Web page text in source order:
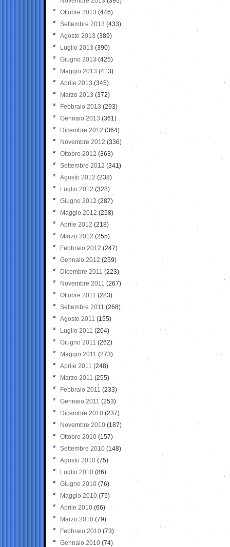
Ottobre 2013 (446)
Settembre 2013 (433)
Agosto 2013 (389)
Luglio 2013 (390)
Giugno 2013 (425)
Maggio 2013 (413)
Aprile 2013 (345)
Marzo 2013 (372)
Febbraio 2013 (293)
Gennaio 2013 (361)
Dicembre 2012 (364)
Novembre 2012 (336)
Ottobre 2012 (363)
Settembre 2012 (341)
Agosto 2012 (238)
Luglio 2012 (328)
Giugno 2012 (287)
Maggio 2012 (258)
Aprile 2012 (218)
Marzo 2012 (255)
Febbraio 2012 (247)
Gennaio 2012 (259)
Dicembre 2011 (223)
Novembre 2011 (267)
Ottobre 2011 (283)
Settembre 2011 (268)
Agosto 2011 (155)
Luglio 2011 (204)
Giugno 2011 (262)
Maggio 2011 (273)
Aprile 2011 (248)
Marzo 2011 (255)
Febbraio 2011 (233)
Gennaio 2011 (253)
Dicembre 2010 (237)
Novembre 2010 (187)
Ottobre 2010 (157)
Settembre 2010 (148)
Agosto 2010 (75)
Luglio 2010 (86)
Giugno 2010 (76)
Maggio 2010 (75)
Aprile 2010 (66)
Marzo 2010 (79)
Febbraio 2010 (73)
Gennaio 2010 (74)